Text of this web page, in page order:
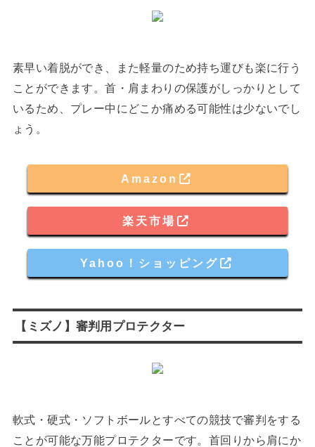
素早い着脱ができ、また軽量のため持ち運びも楽に行う
ことができます。首・肩まわりの保護がしっかりとして
いるため、プレー中にどこか痛める可能性は少ないでし
ょう。
Amazon
楽天市場
Yahoo！ショッピング
【ミズノ】審判用プロテクター
軟式・硬式・ソフトボールとすべての競技で審判をする
ことが可能な万能プロテクターです。首回りから肩にか